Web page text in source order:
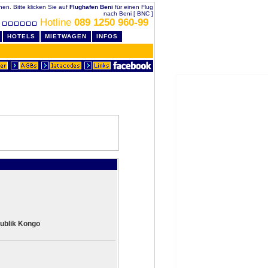
Bitte klicken Sie auf Flughafen Beni für einen Flug
nach Beni [ BNC ]
Hotline 089 1250 960-99
HOTELS MIETWAGEN INFOS
Kongo